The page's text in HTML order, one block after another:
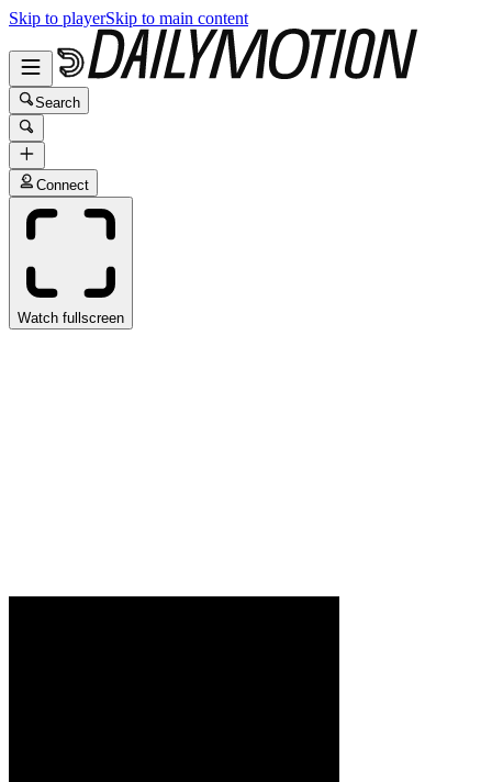
Skip to playerSkip to main content
Search
Connect
Watch fullscreen